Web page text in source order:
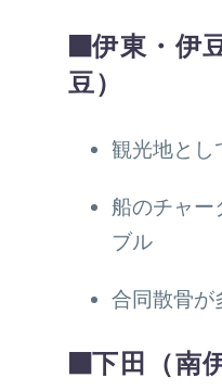
■伊東・伊
豆）
観光地とし
船のチャー
ブル
合同散骨が
■下田（南